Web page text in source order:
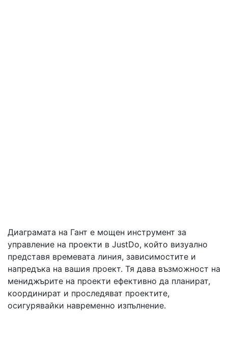
Диаграмата на Гант е мощен инструмент за
управление на проекти в JustDo, който визуално
представя времевата линия, зависимостите и
напредъка на вашия проект. Тя дава възможност на
мениджърите на проекти ефективно да планират,
координират и проследяват проектите,
осигурявайки навременно изпълнение.